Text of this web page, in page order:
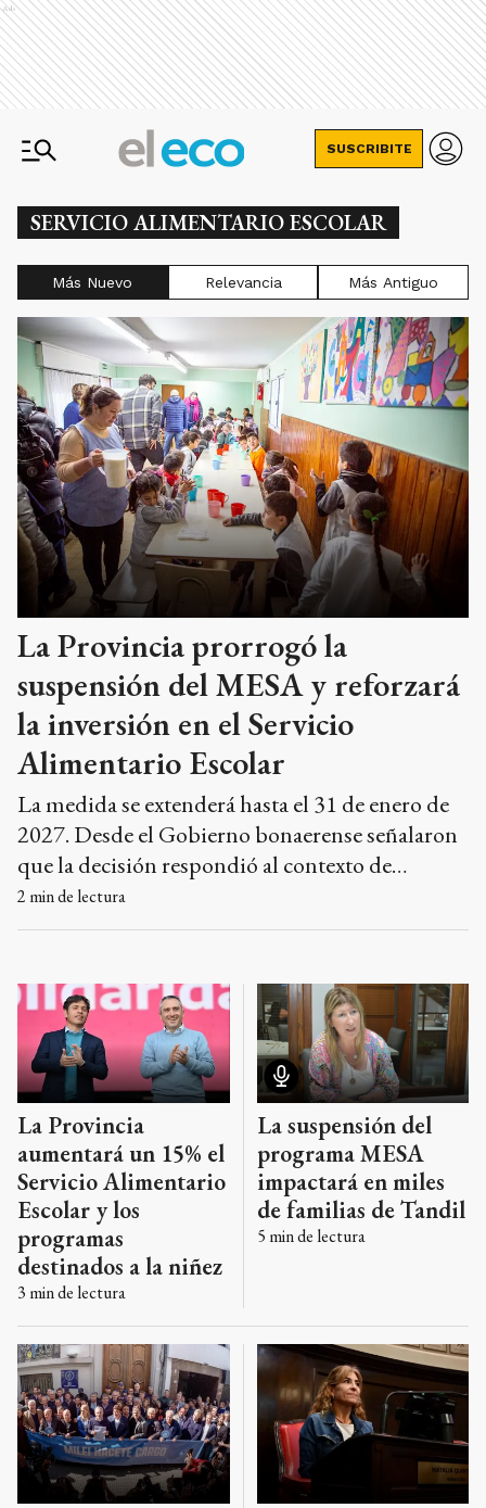
Ads
SUSCRIBITE
SERVICIO ALIMENTARIO ESCOLAR
Más Nuevo Relevancia Más Antiguo
La Provincia prorrogó la
suspensión del MESA y reforzará
la inversión en el Servicio
Alimentario Escolar
La medida se extenderá hasta el 31 de enero de
2027. Desde el Gobierno bonaerense señalaron
que la decisión respondió al contexto de
emergencia económica y al recorte de
transferencias nacionales, por lo que los
Alimentario Escolar (SAE).
2 min de lectura
La Provincia
aumentará un 15% el
Servicio Alimentario
Escolar y los
programas
destinados a la niñez
3 min de lectura
La suspensión del
programa MESA
impactará en miles
de familias de Tandil
5 min de lectura